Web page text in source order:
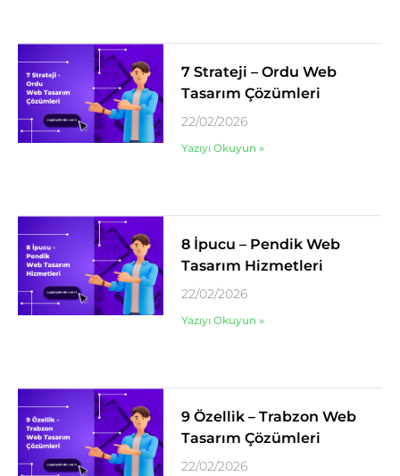
7 Strateji – Ordu Web
Tasarım Çözümleri
22/02/2026
Yazıyı Okuyun »
8 İpucu – Pendik Web
Tasarım Hizmetleri
22/02/2026
Yazıyı Okuyun »
9 Özellik – Trabzon Web
Tasarım Çözümleri
22/02/2026